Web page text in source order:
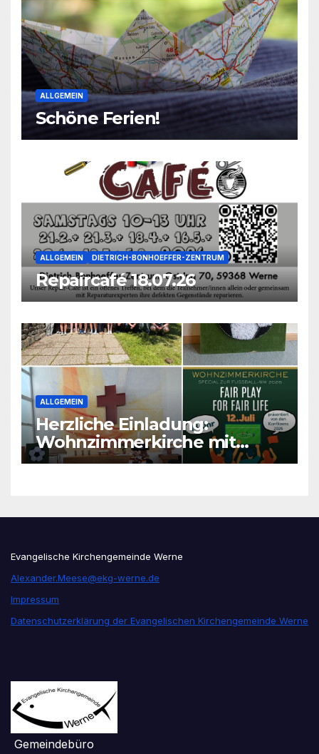
ALLGEMEIN
Schöne Ferien!
ALLGEMEIN DIETRICH-BONHOEFFER-ZENTRUM
Repaircafé 18.07.26
ALLGEMEIN
Herzliche Einladung:
Wohnzimmerkirche mit
unseren Konfis
Evangelische Kirchengemeinde Werne
Alexander.Meese@ekg-werne.de
Impressum
Datenschutzerklärung der Evangelischen Kirchengemeinde Werne
Gemeindebüro